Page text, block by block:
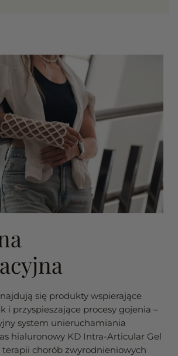
się produkty wspierające
i przyspieszające procesy gojenia –
system unieruchamiania
hialuronowy KD Intra-Articular Gel
terapii chorób zwyrodnieniowych